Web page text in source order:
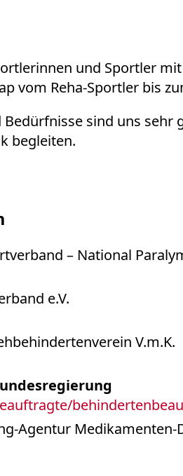
(Motion Lab)
und Sportler
vom Reha-Sportler bis
sind uns
begleiten.
– National
e.V.
V.m.K.
Agentur Medikamenten-